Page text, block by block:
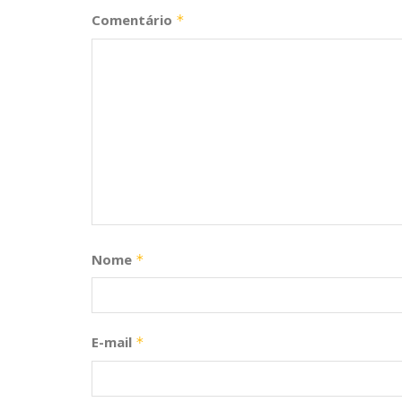
Comentário *
Nome *
E-mail *